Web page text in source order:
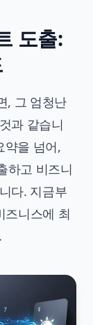
도출:
, 그 엄청난
과 같습니
약을 넘어,
하고 비즈니
다. 지금부
즈니스에 최